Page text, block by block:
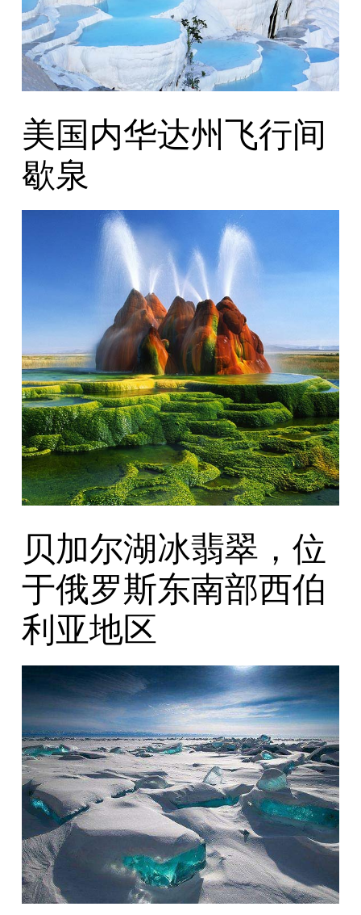
美国内华达州飞行间
歇泉
贝加尔湖冰翡翠，位
于俄罗斯东南部西伯
利亚地区